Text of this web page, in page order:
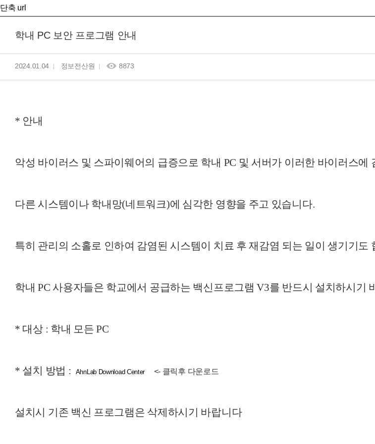
단축 url
학내 PC 보안 프로그램 안내
2024.01.04 정보전산원 8873
* 안내
악성 바이러스 및 스파이웨어의 급증으로 학내 PC 및 서버가 이러한 바이러스에
다른 시스템이나 학내망(네트워크)에 심각한 영향을 주고 있습니다.
특히 관리의 소홀로 인하여 감염된 시스템이 치료 후 재감염 되는 일이 생기기도
학내 PC 사용자들은 학교에서 공급하는 백신프로그램 V3를 반드시 설치하시기
* 대상 : 학내 모든 PC
* 설치 방법 : AhnLab Download Center<- 클릭후 다운로드
설치시 기존 백신 프로그램은 삭제하시기 바랍니다